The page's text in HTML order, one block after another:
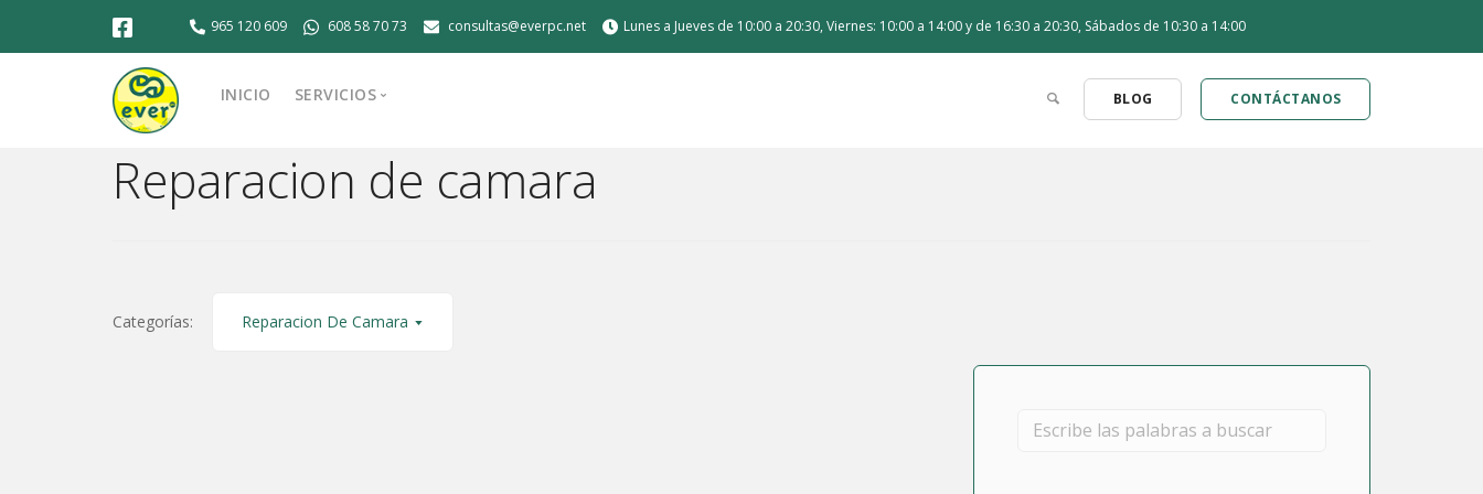
965 120 609 608 58 70 73 consultas@everpc.net Lunes a Jueves de 10:00 a 20:30, Viernes: 10:00 a 14:00 y de 16:30 a 20:30, Sábados de 10:30 a 14:00
INICIO SERVICIOS
Montaje de equipo
Reparación de Asus
Reparación de Lenovo
BLOG CONTÁCTANOS
Reparacion de camara
Categorías: Reparacion De Camara